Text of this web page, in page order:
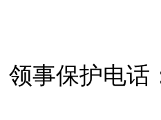
领事保护电话